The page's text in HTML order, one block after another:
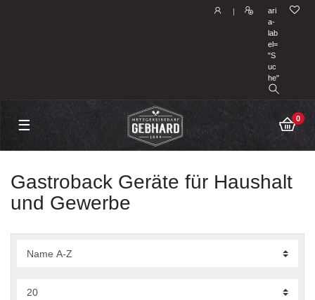
|
ari
a-
lab
el=
"S
uc
he"
0
☰
Gastroback Geräte für Haushalt
und Gewerbe